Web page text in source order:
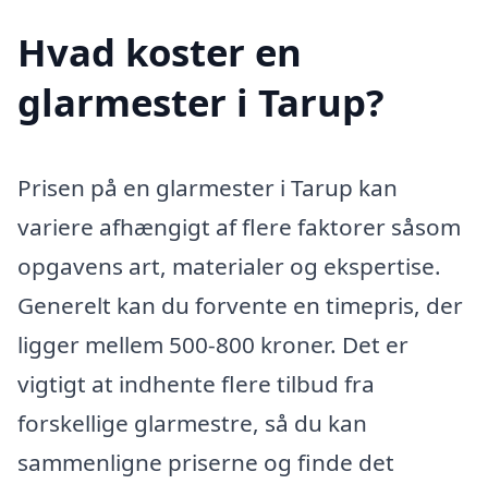
Hvad koster en
glarmester i Tarup?
Prisen på en glarmester i Tarup kan
variere afhængigt af flere faktorer såsom
opgavens art, materialer og ekspertise.
Generelt kan du forvente en timepris, der
ligger mellem 500-800 kroner. Det er
vigtigt at indhente flere tilbud fra
forskellige glarmestre, så du kan
sammenligne priserne og finde det